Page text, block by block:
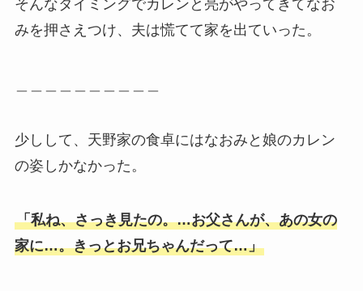
そんなタイミングでカレンと亮がやってきてなお
みを押さえつけ、夫は慌てて家を出ていった。
少しして、天野家の食卓にはなおみと娘のカレン
の姿しかなかった。
「私ね、さっき見たの。…お父さんが、あの女の
家に…。きっとお兄ちゃんだって…」